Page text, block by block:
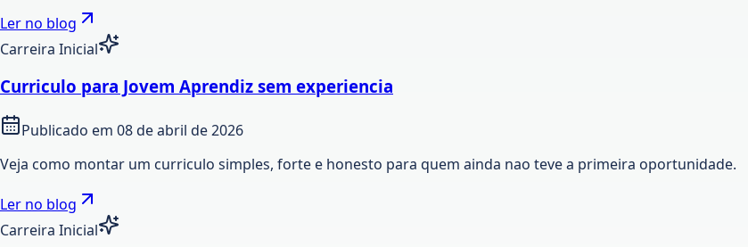
Ler no blog
Carreira Inicial
Curriculo para Jovem Aprendiz sem experiencia
Publicado em 08 de abril de 2026
Veja como montar um curriculo simples, forte e honesto para quem ainda nao teve a primeira oportunidade.
Ler no blog
Carreira Inicial